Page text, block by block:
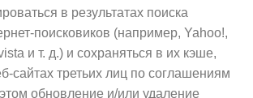
в результатах поиска
поисковиков (например, Yahoo!,
и т. д.) и сохраняться в их кэше,
сайтах третьих лиц по соглашениям
обновление и/или удаление